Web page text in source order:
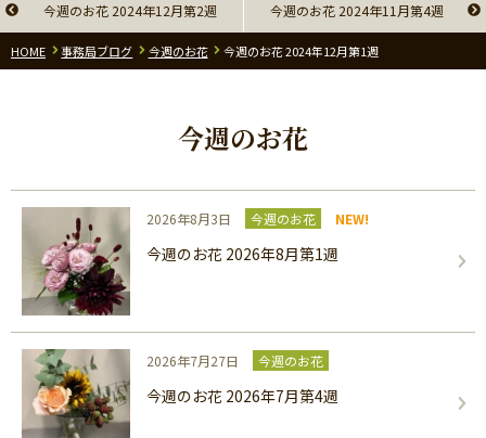
今週のお花 2024年12月第2週 今週のお花 2024年11月第4週
HOME 事務局ブログ 今週のお花 今週のお花 2024年12月第1週
今週のお花
2026年8月3日 今週のお花 NEW!
今週のお花 2026年8月第1週
2026年7月27日 今週のお花
今週のお花 2026年7月第4週